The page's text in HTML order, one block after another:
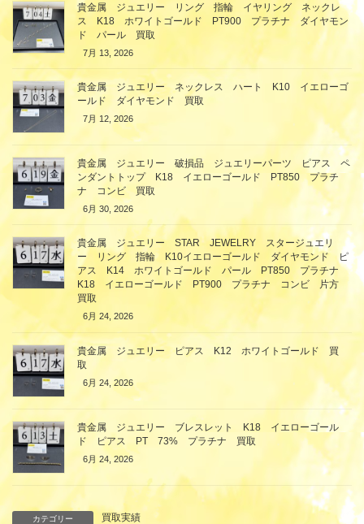
貴金属 ジュエリー リング 指輪 イヤリング ネックレ
ス K18 ホワイトゴールド PT900 プラチナ ダイヤモン
ド パール 買取
7月 13, 2026
貴金属 ジュエリー ネックレス ハート K10 イエローゴ
ールド ダイヤモンド 買取
7月 12, 2026
貴金属 ジュエリー 破損品 ジュエリーパーツ ピアス ペ
ンダントトップ K18 イエローゴールド PT850 プラチ
ナ コンビ 買取
6月 30, 2026
貴金属 ジュエリー STAR JEWELRY スタージュエリ
ー リング 指輪 K10イエローゴールド ダイヤモンド ピ
アス K14 ホワイトゴールド パール PT850 プラチナ
K18 イエローゴールド PT900 プラチナ コンビ 片方
買取
6月 24, 2026
貴金属 ジュエリー ピアス K12 ホワイトゴールド 買
取
6月 24, 2026
貴金属 ジュエリー ブレスレット K18 イエローゴール
ド ピアス PT 73% プラチナ 買取
6月 24, 2026
カテゴリー 買取実績